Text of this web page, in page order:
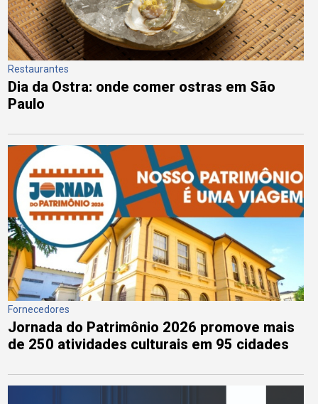
Restaurantes
Dia da Ostra: onde comer ostras em São
Paulo
Fornecedores
Jornada do Patrimônio 2026 promove mais
de 250 atividades culturais em 95 cidades